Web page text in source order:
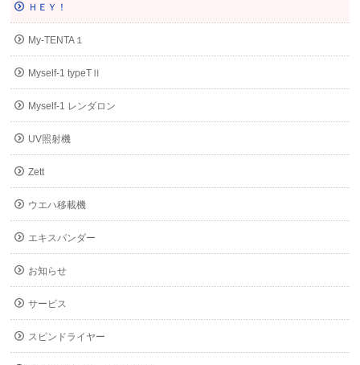
ＨＥＹ！
My-TENTA１
Myself-1 typeTⅡ
Myself-1 レンダロン
UV照射機
Zett
ウエハ移載機
エキスパンダー
お知らせ
サービス
スピンドライヤー